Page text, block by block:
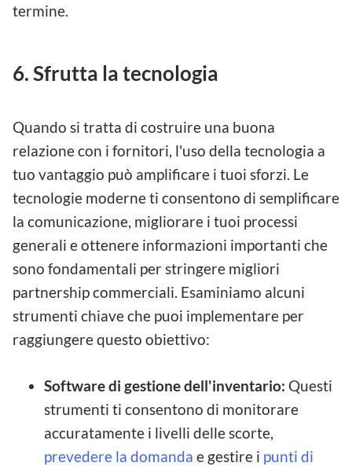
termine.
6. Sfrutta la tecnologia
Quando si tratta di costruire una buona
relazione con i fornitori, l'uso della tecnologia a
tuo vantaggio può amplificare i tuoi sforzi. Le
tecnologie moderne ti consentono di semplificare
la comunicazione, migliorare i tuoi processi
generali e ottenere informazioni importanti che
sono fondamentali per stringere migliori
partnership commerciali. Esaminiamo alcuni
strumenti chiave che puoi implementare per
raggiungere questo obiettivo:
Software di gestione dell'inventario: Questi
strumenti ti consentono di monitorare
accuratamente i livelli delle scorte,
prevedere la domanda e gestire i punti di